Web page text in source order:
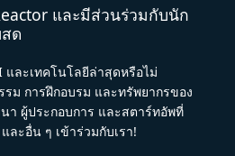
และมีส่วนร่วมกับนัก
ด
และเทคโนโลยีล่าสุดหรือไม่
ม การฝึกอบรม และทรัพยากรของ
ผู้ประกอบการ และสตาร์ทอัพที่
ละอื่น ๆ เข้าร่วมกับเรา!